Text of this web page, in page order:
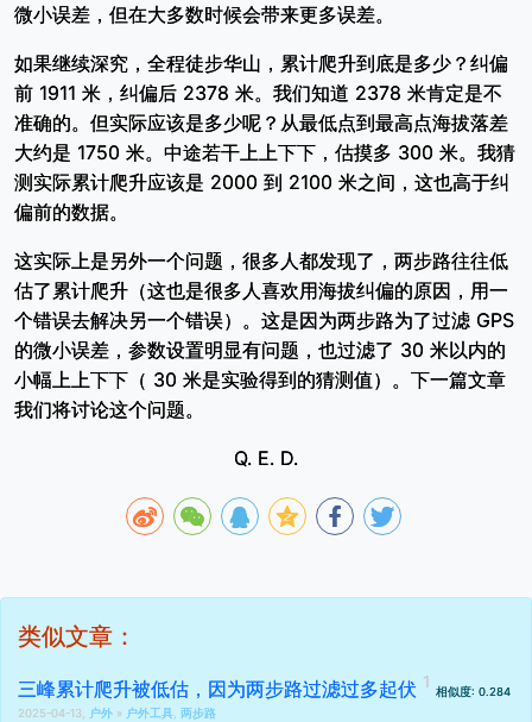
微小误差，但在大多数时候会带来更多误差。
如果继续深究，全程徒步华山，累计爬升到底是多少？纠偏
前 1911 米，纠偏后 2378 米。我们知道 2378 米肯定是不
准确的。但实际应该是多少呢？从最低点到最高点海拔落差
大约是 1750 米。中途若干上上下下，估摸多 300 米。我猜
测实际累计爬升应该是 2000 到 2100 米之间，这也高于纠
偏前的数据。
这实际上是另外一个问题，很多人都发现了，两步路往往低
估了累计爬升（这也是很多人喜欢用海拔纠偏的原因，用一
个错误去解决另一个错误）。这是因为两步路为了过滤 GPS
的微小误差，参数设置明显有问题，也过滤了 30 米以内的
小幅上上下下（ 30 米是实验得到的猜测值）。下一篇文章
我们将讨论这个问题。
Q. E. D.
类似文章：
三峰累计爬升被低估，因为两步路过滤过多起伏
相似度: 0.284
2025-04-13,
户外 » 户外工具 两步路